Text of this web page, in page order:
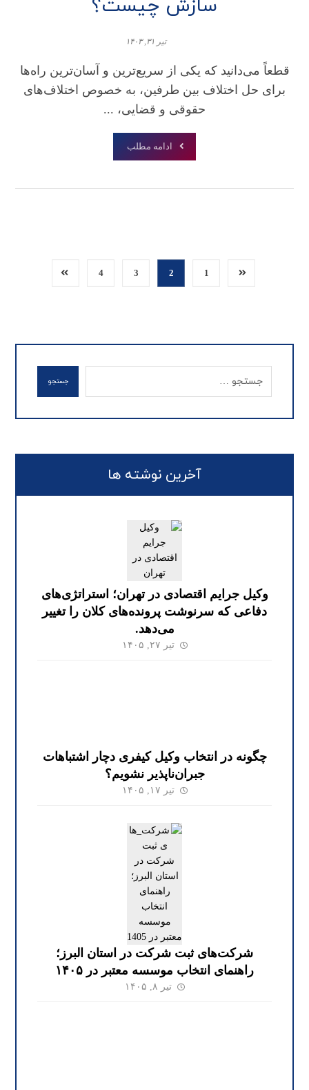
سازش چیست؟
تیر ۳۱, ۱۴۰۳
قطعاً می‌دانید که یکی از سریع‌ترین و آسان‌ترین راه‌ها
برای حل اختلاف بین طرفین، به خصوص اختلاف‌های
حقوقی و قضایی، ...
ادامه مطلب
1
2
3
4
جستجو
آخرین نوشته ها
وکیل جرایم اقتصادی در تهران؛ استراتژی‌های
دفاعی که سرنوشت پرونده‌های کلان را تغییر
می‌دهد.
تیر ۲۷, ۱۴۰۵
چگونه در انتخاب وکیل کیفری دچار اشتباهات
جبران‌ناپذیر نشویم؟
تیر ۱۷, ۱۴۰۵
شرکت‌های ثبت شرکت در استان البرز؛
راهنمای انتخاب موسسه معتبر در ۱۴۰۵
تیر ۸, ۱۴۰۵